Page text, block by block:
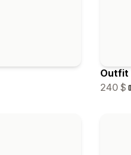
Outfit
240 $